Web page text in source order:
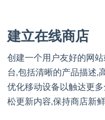
建立在线商店
创建一个用户友好的网
台,包括清晰的产品描述,
优化移动设备以触达更
松更新内容,保持商店新鲜